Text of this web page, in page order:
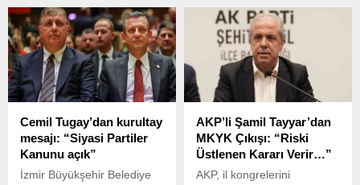
Emrah Şahan, TGRT
Haber’de yayınlanan bir
programda kendisine
yöneltilen ağır suçlamalar
nedeniyle, gazeteci Cem
Küçük hakkında 100 bin
davası açtı.
“PKK kendini feshetmelidir”
içeriğini taşıyan metnin
okunmasının ardından MHP
ile DEM Parti arasında
yakınlaşma artmış, karşılıklı
olumlu mesajlar verilmişti.
Cemil Tugay’dan kurultay
mesajı: “Siyasi Partiler
Kanunu açık”
İzmir Büyükşehir Belediye
AKP’li Şamil Tayyar’dan
MKYK Çıkışı: “Riski
Üstlenen Kararı Verir…”
AKP, il kongrelerini